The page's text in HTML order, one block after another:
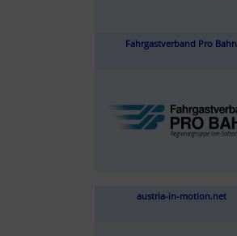
Fahrgastverband Pro Bahn
austria-in-motion.net